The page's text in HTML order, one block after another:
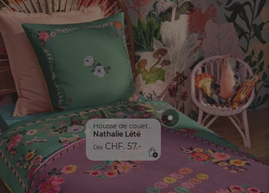
Housse de couette 1 pers.
Nathalie Lété
Dès CHF. 57.-